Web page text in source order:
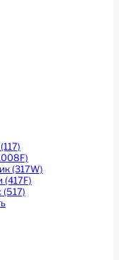
(317W)
(417F)
(517)